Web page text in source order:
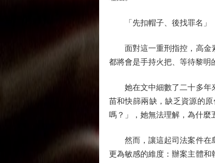
「先扣帽子、後找罪名」
面對這一重刑指控，高金素
都將會是手持火把、等待黎明
她在文中細數了二十多年來
苗和快篩兩缺，缺乏資源的
嗎？」，她無法理解，為什麼
然而，讓這起司法案件在島
更為敏感的維度：辦案主體